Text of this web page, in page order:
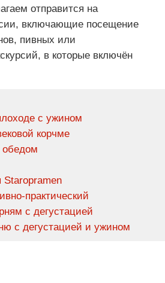
отправится на
включающие посещение
пивных или
в которые включён
с ужином
корчме
обедом
Staropramen
практический
с дегустацией
с дегустацией и ужином